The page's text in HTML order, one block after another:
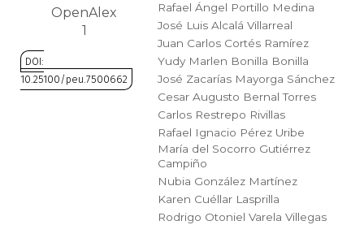
Conflicto Armado
Construcción de paz
OpenAlex
1
DOI:
10.25100/peu.7500662
Rafael Ángel Portillo Medina
José Luis Alcalá Villarreal
Juan Carlos Cortés Ramírez
Yudy Marlen Bonilla Bonilla
José Zacarías Mayorga Sánchez
Cesar Augusto Bernal Torres
Carlos Restrepo Rivillas
Rafael Ignacio Pérez Uribe
María del Socorro Gutiérrez
Campiño
Nubia González Martínez
Karen Cuéllar Lasprilla
Rodrigo Otoniel Varela Villegas